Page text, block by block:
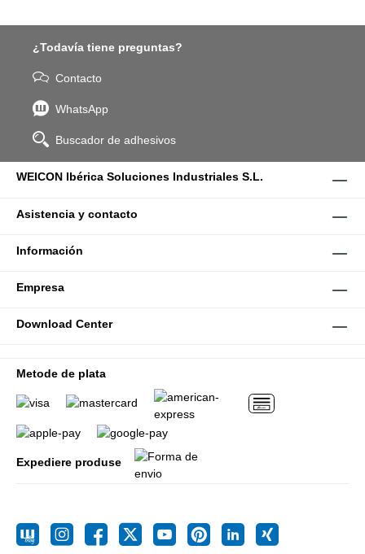
¿Todavía tiene preguntas?
Contacto
WhatsApp
Buscador de adhesivos
WEICON Ibérica Soluciones Industriales S.L.
Asistencia y contacto
Información
Empresa
Download Center
Metode de plata
Expediere produse